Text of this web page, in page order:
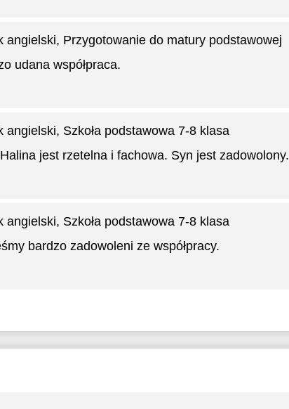
angielski, Przygotowanie do matury podstawowej
udana współpraca.
angielski, Szkoła podstawowa 7-8 klasa
jest rzetelna i fachowa. Syn jest zadowolony.
angielski, Szkoła podstawowa 7-8 klasa
bardzo zadowoleni ze współpracy.